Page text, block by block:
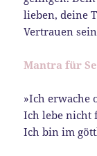
lieben, deine
Vertrauen
Mantra für
»Ich erwache
Ich lebe nicht
Ich bin im